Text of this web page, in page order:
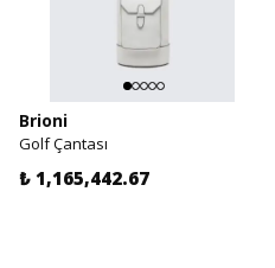
Brioni
Golf Çantası
₺ 1,165,442.67